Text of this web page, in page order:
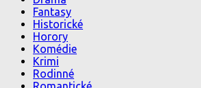
Fantasy
Historické
Horory
Komédie
Krimi
Rodinné